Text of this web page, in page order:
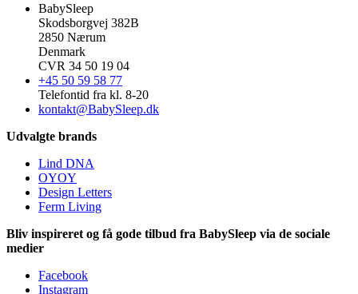
BabySleep
Skodsborgvej 382B
2850 Nærum
Denmark
CVR 34 50 19 04
+45 50 59 58 77
Telefontid fra kl. 8-20
kontakt@BabySleep.dk
Udvalgte brands
Lind DNA
OYOY
Design Letters
Ferm Living
Bliv inspireret og få gode tilbud fra BabySleep via de sociale
medier
Facebook
Instagram